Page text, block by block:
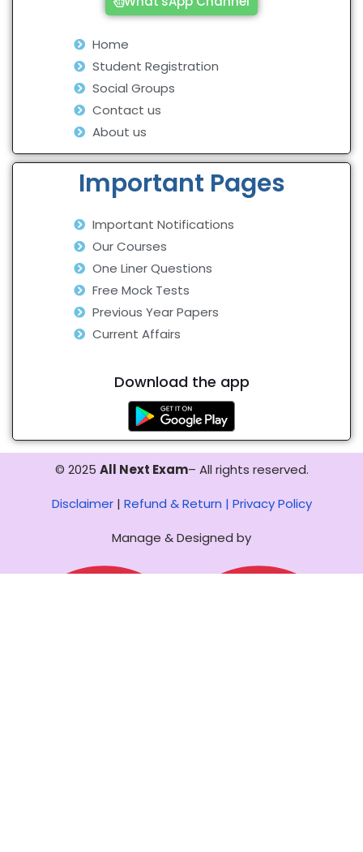
Home
Student Registration
Social Groups
Contact us
About us
Important Pages
Important Notifications
Our Courses
One Liner Questions
Free Mock Tests
Previous Year Papers
Current Affairs
Download the app
© 2025 All Next Exam– All rights reserved.
Disclaimer| Refund & Return | Privacy Policy
Manage & Designed by